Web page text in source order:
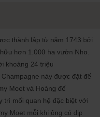
thành lập từ năm 1743 bởi
hơn 1.000 ha vườn Nho.
khoảng 24 triệu
này được đặt để
Moet và Hoàng đế
trì mối quan hệ đặc biệt với
Moet mỗi khi ông có dịp